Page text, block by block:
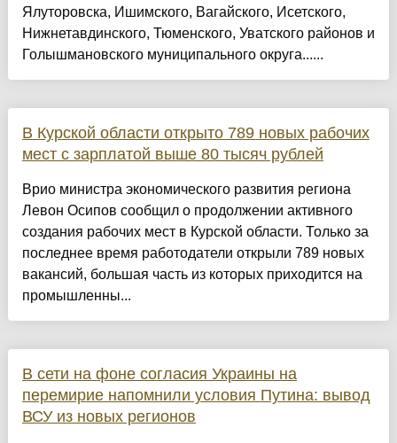
Ялуторовска, Ишимского, Вагайского, Исетского,
Нижнетавдинского, Тюменского, Уватского районов и
Голышмановского муниципального округа......
В Курской области открыто 789 новых рабочих
мест с зарплатой выше 80 тысяч рублей
Врио министра экономического развития региона
Левон Осипов сообщил о продолжении активного
создания рабочих мест в Курской области. Только за
последнее время работодатели открыли 789 новых
вакансий, большая часть из которых приходится на
промышленны...
В сети на фоне согласия Украины на
перемирие напомнили условия Путина: вывод
ВСУ из новых регионов